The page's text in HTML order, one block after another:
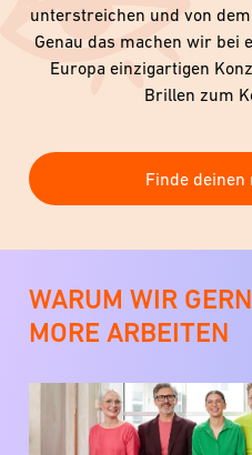
unterstreichen und von
Genau das machen wir bei
Europa einzigartigen
Brillen zum
Finde deinen
WARUM WIR
MORE ARBEITEN